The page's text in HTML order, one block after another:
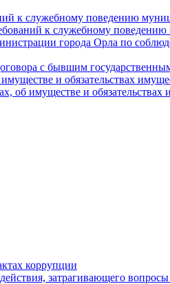
к служебному поведению
к служебному
города Орла по
с бывшим
и обязательствах
об имуществе и обязательствах
коррупции
затрагивающего